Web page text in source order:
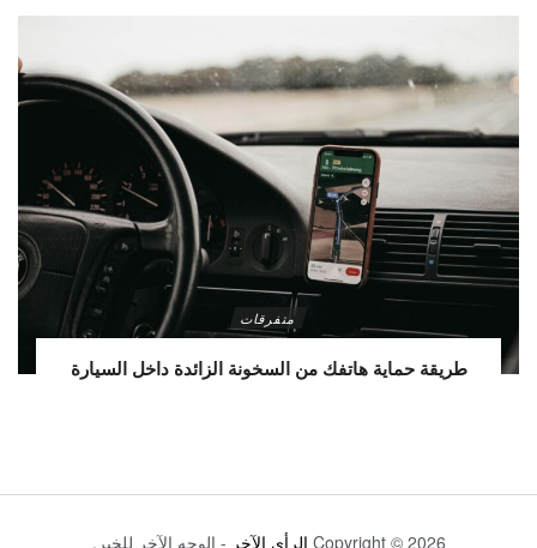
متفرقات
طريقة حماية هاتفك من السخونة الزائدة داخل السيارة
Copyright © 2026 الرأي الآخر - الوجه الآخر للخبر.